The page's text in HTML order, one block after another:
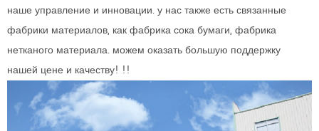
наше управление и инновации. у нас также есть связанные
фабрики материалов, как фабрика сока бумаги, фабрика
нетканого материала. можем оказать большую поддержку
нашей цене и качеству! !!